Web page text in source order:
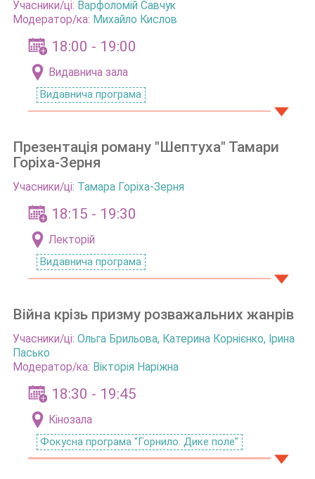
18:00 - 19:00
Видавнича зала
Видавнича програма
Учасники/ці: Варфоломій Савчук
Модератор/ка: Михайло Кислов
18:15 - 19:30
Лекторій
Видавнича програма
Презентація роману "Шептуха" Тамари
Горіха-Зерня
Учасники/ці: Тамара Горіха-Зерня
18:30 - 19:45
Кінозала
Фокусна програма "Горнило. Дике поле"
Війна крізь призму розважальних жанрів
Учасники/ці: Ольга Брильова, Катерина Корнієнко, Ірина
Пасько
Модератор/ка: Вікторія Наріжна